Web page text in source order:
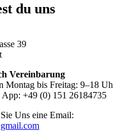
du uns
39
Vereinbarung
Montag bis Freitag: 9–18
+49 (0) 151 26184735
Uns eine Email: